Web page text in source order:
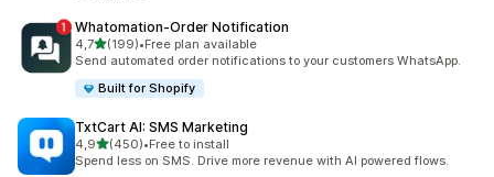
Whatomation‑Order Notification
4,7av 5 stjerner
(199)
Totalt 199 omtaler
•Free plan available
Send automated order notifications to your customers WhatsApp.
Built for Shopify
TxtCart AI: SMS Marketing
4,9av 5 stjerner
(450)
Totalt 450 omtaler
•Free to install
Spend less on SMS. Drive more revenue with AI powered flows.